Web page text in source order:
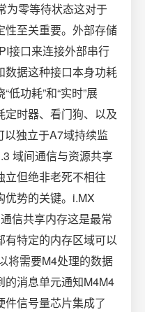
为零等待状态这对于
性至关重要。外部存储
接口来连接外部串行
数据这种接口本身功耗
低功耗”和“实时”展
时器、看门狗、以及
独立于A7域持续监
域间通信与资源共享
立但绝非老死不相往
优势的关键。i.MX
信共享内存这是最常
有特定的内存区域可以
将需要M4处理的数据
的消息单元通知M4M4
件信号量芯片集成了